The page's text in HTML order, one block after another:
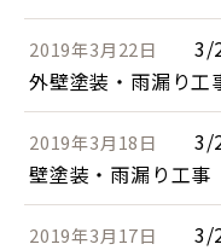
2019年3月22日
3/
外壁塗装・雨漏り工
2019年3月18日
3/
壁塗装・雨漏り工事
2019年3月17日
3/